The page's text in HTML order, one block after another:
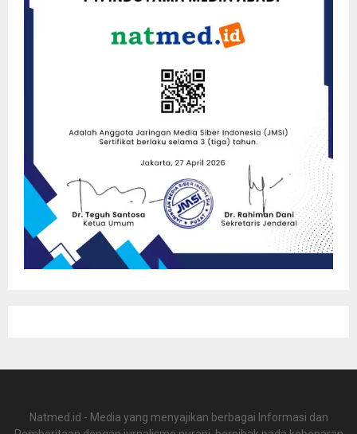
Natmed.id - Media yang menyajikan berbagai Informasi dan